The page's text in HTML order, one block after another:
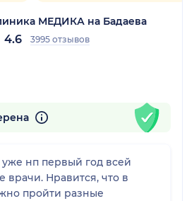
МЕДИКА на Бадаева
4.6 3995 отзывов
нп первый год всей
врачи. Нравится, что в
пройти разные